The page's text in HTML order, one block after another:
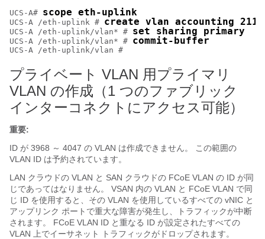
UCS-A# scope eth-uplink
UCS-A /eth-uplink # create vlan accounting 2112
UCS-A /eth-uplink/vlan* # set sharing primary
UCS-A /eth-uplink/vlan* # commit-buffer
プライベート VLAN 用プライマリ
VLAN の作成（1 つのファブリック
インターコネクトにアクセス可能）
重要:
ID が 3968 ～ 4047 の VLAN は作成できません。 この範囲の
VLAN ID は予約されています。
LAN クラウドの VLAN と SAN クラウドの FCoE VLAN の ID が同
じであってはなりません。 VSAN 内の VLAN と FCoE VLAN で同
じ ID を使用すると、その VLAN を使用しているすべての vNIC と
アップリンク ポートで重大な障害が発生し、トラフィックが中断
されます。 FCoE VLAN ID と重なる ID が設定されたすべての
VLAN 上でイーサネット トラフィックがドロップされます。